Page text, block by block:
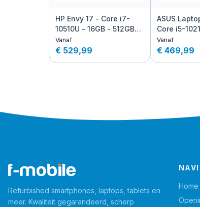
HP Envy 17 - Core i7-
10510U - 16GB - 512GB
SSD - MX250
Vanaf
€ 529,99
ASUS
Core i5-
512GB SSD
Vanaf
€ 469,99
Refurbished smartphones, laptops, tablets en
meer. Kwaliteit gegarandeerd, scherp
Home